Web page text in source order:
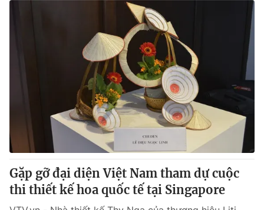
Shorts video
VTV Thể thao
Bất động sản
Thị trường 24h Tấm lòng Việt
VTV4 Vươn mình bằng AI
VTV9 VTV8
Gặp gỡ đại diện Việt Nam tham dự cuộc
thi thiết kế hoa quốc tế tại Singapore